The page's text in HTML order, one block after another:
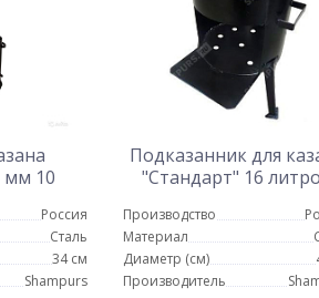
14
Казан чугунный 6 литров
круглое дно
2 290 руб.
10
Россия
Сталь
34 см
Shampurs
Подказанник для
"Стандарт" 16
Производство
Материал
Диаметр (см)
Производитель